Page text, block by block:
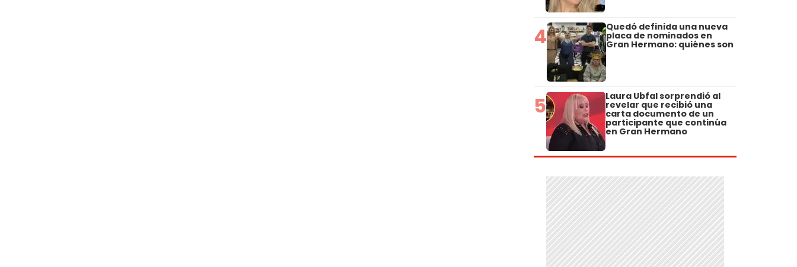
4 Quedó definida una nueva
placa de nominados en
Gran Hermano: quiénes son
5 Laura Ubfal sorprendió al
revelar que recibió una
carta documento de un
participante que continúa
en Gran Hermano